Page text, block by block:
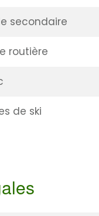
secondaire
routière
de ski